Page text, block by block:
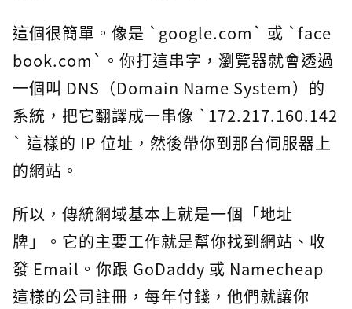
這個很簡單。像是 `google.com` 或 `face
book.com`。你打這串字，瀏覽器就會透過
一個叫 DNS（Domain Name System）的
系統，把它翻譯成一串像 `172.217.160.142
` 這樣的 IP 位址，然後帶你到那台伺服器上
的網站。
所以，傳統網域基本上就是一個「地址
牌」。它的主要工作就是幫你找到網站、收
發 Email。你跟 GoDaddy 或 Namecheap
這樣的公司註冊，每年付錢，他們就讓你